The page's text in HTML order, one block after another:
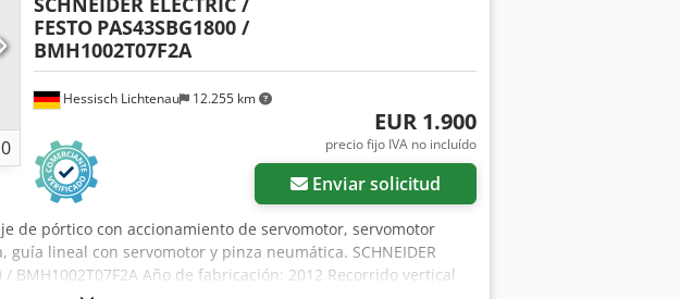
Hessisch Lichtenau 12.255 km
FESTO PAS43SBG1800 /
BMH1002T07F2A
EUR 1.900
precio fijo IVA no incluído
Enviar solicitud
de pórtico con accionamiento de servomotor, servomotor
lineal con servomotor y pinza neumática. SCHNEIDER
/ BMH1002T07F2A Año de fabricación: 2012 Recorrido vertical